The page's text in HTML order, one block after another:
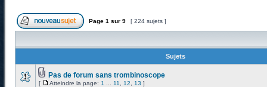
Page 1 sur 9 [ 224 sujets ]
Sujets
Pas de forum sans trombinoscope
[ Atteindre la page: 1 11 12 13 ]